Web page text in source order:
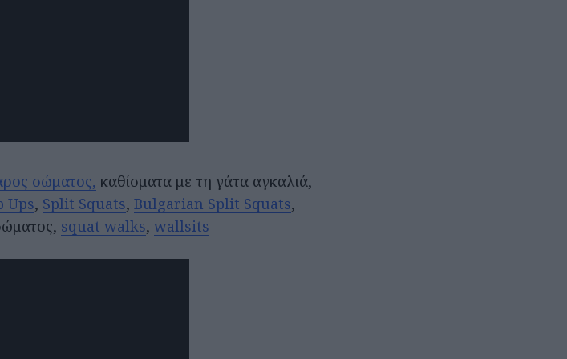
σώματος, καθίσματα με τη γάτα αγκαλιά,
Ups, Split Squats, Bulgarian Split Squats,
squat walks, wallsits